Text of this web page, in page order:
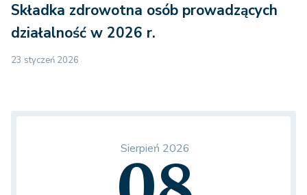
Składka zdrowotna osób prowadzących
działalność w 2026 r.
23 styczeń 2026
Sierpień 2026